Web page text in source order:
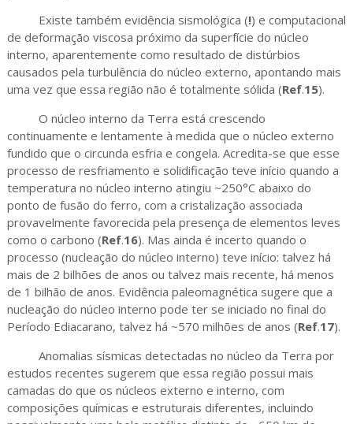
Existe também evidência sismológica (!) e computacional
de deformação viscosa próximo da superfície do núcleo
interno, aparentemente como resultado de distúrbios
causados pela turbulência do núcleo externo, apontando mais
uma vez que essa região não é totalmente sólida (Ref.15).
O núcleo interno da Terra está crescendo
continuamente e lentamente à medida que o núcleo externo
fundido que o circunda esfria e congela. Acredita-se que esse
processo de resfriamento e solidificação teve início quando a
temperatura no núcleo interno atingiu ~250°C abaixo do
ponto de fusão do ferro, com a cristalização associada
provavelmente favorecida pela presença de elementos leves
como o carbono (Ref.16). Mas ainda é incerto quando o
processo (nucleação do núcleo interno) teve início: talvez há
mais de 2 bilhões de anos ou talvez mais recente, há menos
de 1 bilhão de anos. Evidência paleomagnética sugere que a
nucleação do núcleo interno pode ter se iniciado no final do
Período Ediacarano, talvez há ~570 milhões de anos (Ref.17).
Anomalias sísmicas detectadas no núcleo da Terra por
estudos recentes sugerem que essa região possui mais
camadas do que os núcleos externo e interno, com
composições químicas e estruturais diferentes, incluindo